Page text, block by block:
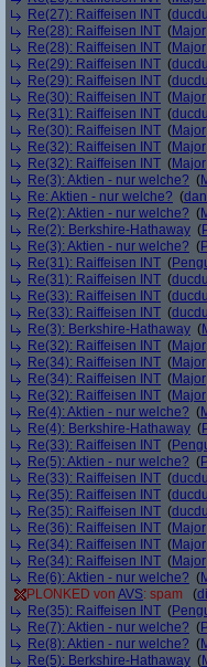
Re(27): Raiffeisen INT (
Re(28): Raiffeisen INT (Major
Re(28): Raiffeisen INT (Major
Re(29): Raiffeisen INT (
Re(29): Raiffeisen INT (
Re(30): Raiffeisen INT (Major
Re(31): Raiffeisen INT (
Re(30): Raiffeisen INT (Major
Re(32): Raiffeisen INT (Major
Re(32): Raiffeisen INT (Major
Re(3): Aktien - nur welche? (
Re: Aktien - nur welche? (
Re(2): Aktien - nur welche? (
Re(2): Berkshire-Hathaway (
Re(3): Aktien - nur welche? (
Re(31): Raiffeisen INT (
Re(31): Raiffeisen INT (
Re(33): Raiffeisen INT (
Re(33): Raiffeisen INT (
Re(3): Berkshire-Hathaway (
Re(32): Raiffeisen INT (Major
Re(34): Raiffeisen INT (Major
Re(34): Raiffeisen INT (Major
Re(32): Raiffeisen INT (Major
Re(4): Aktien - nur welche? (
Re(4): Berkshire-Hathaway (
Re(33): Raiffeisen INT (
Re(5): Aktien - nur welche? (
Re(33): Raiffeisen INT (
Re(35): Raiffeisen INT (
Re(35): Raiffeisen INT (
Re(36): Raiffeisen INT (Major
Re(34): Raiffeisen INT (Major
Re(34): Raiffeisen INT (Major
Re(6): Aktien - nur welche? (
PLONKED von AVS: spam (
Re(35): Raiffeisen INT (
Re(7): Aktien - nur welche? (
Re(8): Aktien - nur welche? (
Re(5): Berkshire-Hathaway (